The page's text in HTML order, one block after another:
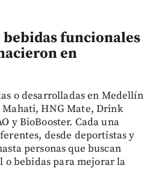
bebidas funcionales
en
o desarrolladas en Medellín
Mahati, HNG Mate, Drink
y BioBooster. Cada una
desde deportistas y
personas que buscan
o bebidas para mejorar la